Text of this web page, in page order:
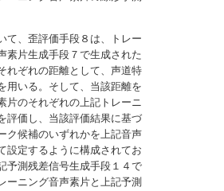
て、歪評価手段８は、トレー
素片生成手段７で生成された
れぞれの距離として、声道特
用いる。そして、当該距離を
片のそれぞれの上記トレーニ
評価し、当該評価結果に基づ
ク候補のいずれかを上記音声
設定するように構成されてお
予測残差信号生成手段１４で
ーニング音声素片と上記予測